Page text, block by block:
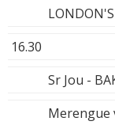
LONDON'S
16.30
Sr Jou -
Merengue